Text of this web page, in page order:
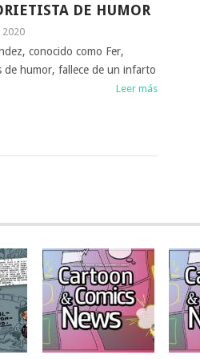
DE HUMOR
conocido como Fer,
humor, fallece de un infarto
Leer más